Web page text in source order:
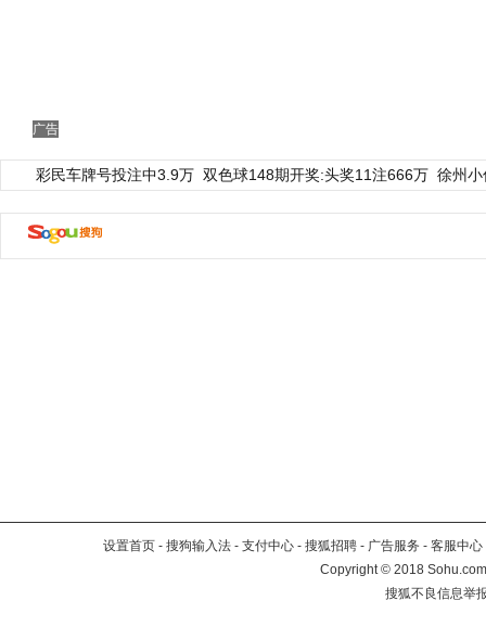
广告
彩民车牌号投注中3.9万 双色球148期开奖:头奖11注666万 徐州
设置首页 - 搜狗输入法 - 支付中心 - 搜狐招聘 - 广告服务 - 客服中心
Copyright©2018
搜狐不良信息举